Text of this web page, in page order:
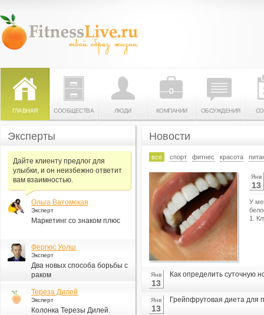
ГЛАВНАЯ СООБЩЕСТВА ЛЮДИ КОМПАНИИ ОБСУЖДЕНИЯ
Новости
все спорт фитнес красота
Янв
13
У
1.
Янв
13
Как определить суточную
Янв
13
Грейпфрутовая диета для
Эксперты
Дайте клиенту предлог для
улыбки, и он неизбежно ответит
вам взаимностью.
Ольга Ватомская
Эксперт
Маркетинг со знаком плюс
Фергюс Уолш
Эксперт
Два новых способа борьбы с
раком
Тереза Дилей
Эксперт
Колонка Терезы Дилей.